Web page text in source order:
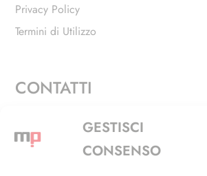
GESTISCI
CONSENSO
Privacy Policy
Termini di Utilizzo
CONTATTI
Via Alfieri, 27 - Trezzano Sul
+39 02 4846 3155